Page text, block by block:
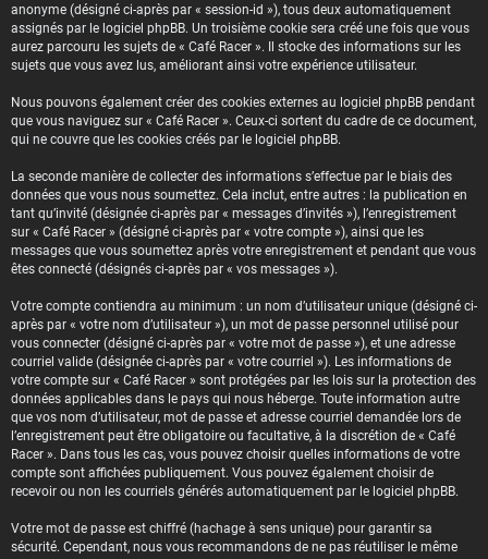
anonyme (désigné ci-après par « session-id »), tous deux automatiquement
assignés par le logiciel phpBB. Un troisième cookie sera créé une fois que vous
aurez parcouru les sujets de « Café Racer ». Il stocke des informations sur les
sujets que vous avez lus, améliorant ainsi votre expérience utilisateur.
Nous pouvons également créer des cookies externes au logiciel phpBB pendant
que vous naviguez sur « Café Racer ». Ceux-ci sortent du cadre de ce document,
qui ne couvre que les cookies créés par le logiciel phpBB.
La seconde manière de collecter des informations s’effectue par le biais des
données que vous nous soumettez. Cela inclut, entre autres : la publication en
tant qu’invité (désignée ci-après par « messages d’invités »), l’enregistrement
sur « Café Racer » (désigné ci-après par « votre compte »), ainsi que les
messages que vous soumettez après votre enregistrement et pendant que vous
êtes connecté (désignés ci-après par « vos messages »).
Votre compte contiendra au minimum : un nom d’utilisateur unique (désigné ci-
après par « votre nom d’utilisateur »), un mot de passe personnel utilisé pour
vous connecter (désigné ci-après par « votre mot de passe »), et une adresse
courriel valide (désignée ci-après par « votre courriel »). Les informations de
votre compte sur « Café Racer » sont protégées par les lois sur la protection des
données applicables dans le pays qui nous héberge. Toute information autre
que vos nom d’utilisateur, mot de passe et adresse courriel demandée lors de
l’enregistrement peut être obligatoire ou facultative, à la discrétion de « Café
Racer ». Dans tous les cas, vous pouvez choisir quelles informations de votre
compte sont affichées publiquement. Vous pouvez également choisir de
recevoir ou non les courriels générés automatiquement par le logiciel phpBB.
Votre mot de passe est chiffré (hachage à sens unique) pour garantir sa
sécurité. Cependant, nous vous recommandons de ne pas réutiliser le même